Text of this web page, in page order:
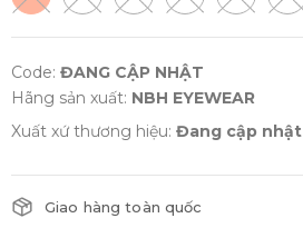
Code: ĐANG CẬP NHẬT
Hãng sản xuất: NBH EYEWEAR
Xuất xứ thương hiệu: Đang cập nhật
Giao hàng toàn quốc